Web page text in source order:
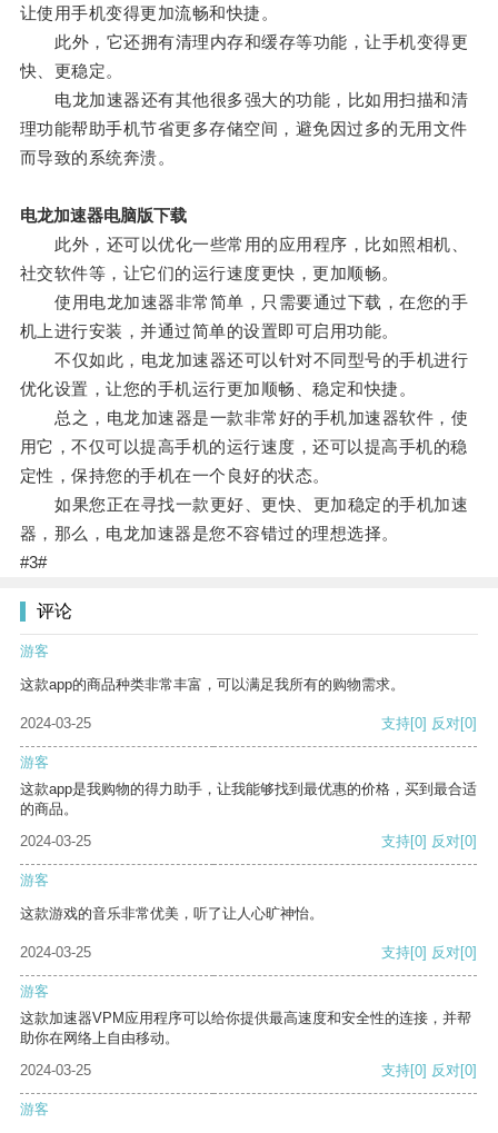
让使用手机变得更加流畅和快捷。
此外，它还拥有清理内存和缓存等功能，让手机变得更
快、更稳定。
电龙加速器还有其他很多强大的功能，比如用扫描和清
理功能帮助手机节省更多存储空间，避免因过多的无用文件
而导致的系统奔溃。
电龙加速器电脑版下载
此外，还可以优化一些常用的应用程序，比如照相机、
社交软件等，让它们的运行速度更快，更加顺畅。
使用电龙加速器非常简单，只需要通过下载，在您的手
机上进行安装，并通过简单的设置即可启用功能。
不仅如此，电龙加速器还可以针对不同型号的手机进行
优化设置，让您的手机运行更加顺畅、稳定和快捷。
总之，电龙加速器是一款非常好的手机加速器软件，使
用它，不仅可以提高手机的运行速度，还可以提高手机的稳
定性，保持您的手机在一个良好的状态。
如果您正在寻找一款更好、更快、更加稳定的手机加速
器，那么，电龙加速器是您不容错过的理想选择。
#3#
评论
游客
这款app的商品种类非常丰富，可以满足我所有的购物需求。
2024-03-25 支持[0] 反对[0]
游客
这款app是我购物的得力助手，让我能够找到最优惠的价格，买到最合适
的商品。
2024-03-25
支持[0] 反对[0]
游客
这款游戏的音乐非常优美，听了让人心旷神怡。
2024-03-25 支持[0] 反对[0]
游客
这款加速器VPM应用程序可以给你提供最高速度和安全性的连接，并帮
助你在网络上自由移动。
2024-03-25
支持[0] 反对[0]
游客